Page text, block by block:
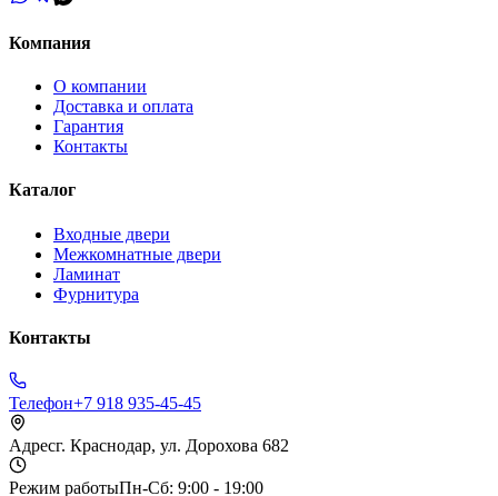
Компания
О компании
Доставка и оплата
Гарантия
Контакты
Каталог
Входные двери
Межкомнатные двери
Ламинат
Фурнитура
Контакты
Телефон+7 918 935-45-45
Адресг. Краснодар, ул. Дорохова 682
Режим работыПн-Сб: 9:00 - 19:00